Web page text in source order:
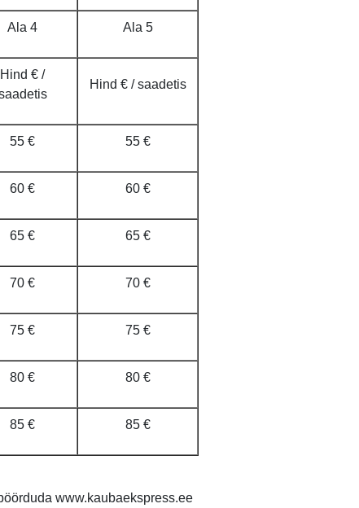
Ala 4 Ala 5
Hind € /
Hind € / saadetis
55 € 55 €
60 € 60 €
65 € 65 €
70 € 70 €
75 € 75 €
80 € 80 €
85 € 85 €
www.kaubaekspress.ee